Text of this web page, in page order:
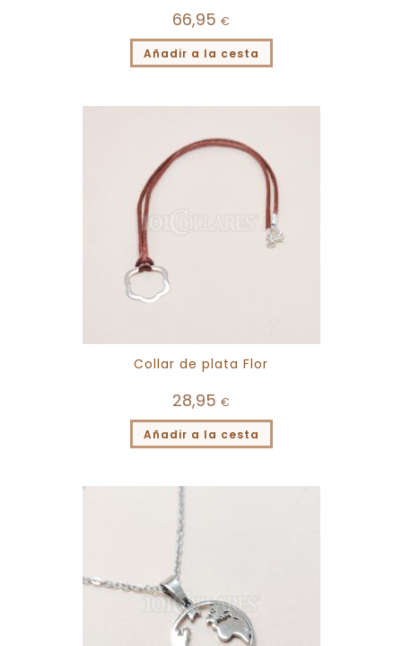
66,95 €
Añadir a la cesta
Collar de plata Flor
28,95 €
Añadir a la cesta